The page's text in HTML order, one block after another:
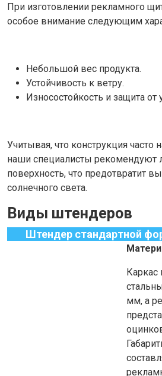
При изготовлении рекламного
особое внимание следующим
Небольшой вес продукта.
Устойчивость к ветру.
Износостойкость и защита от
Учитывая, что конструкция часто
наши специалисты рекомендуют
поверхность, что предотвратит
солнечного света.
Виды штендеров
Штендер стандартной
Каркас
мм, а